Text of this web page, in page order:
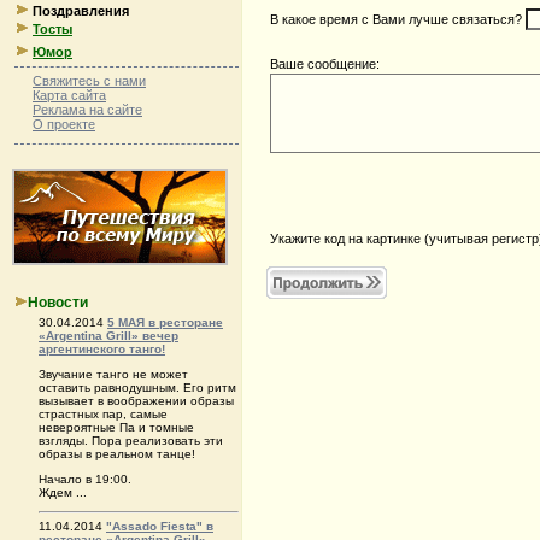
Поздравления
Тосты
Юмор
Свяжитесь с нами
Карта сайта
Реклама на сайте
О проекте
Новости
30.04.2014 5 МАЯ в ресторане
«Argentina Grill» вечер
аргентинского танго!
Звучание танго не может
оставить равнодушным. Его ритм
вызывает в воображении образы
страстных пар, самые
невероятные Па и томные
взгляды. Пора реализовать эти
образы в реальном танце!
Начало в 19:00.
Ждем ...
11.04.2014 "Аssado Fiesta" в
В какое время с Вами лучше связаться?
Ваше сообщение:
Укажите код на картинке (учитывая